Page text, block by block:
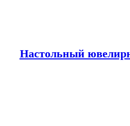
Настольный